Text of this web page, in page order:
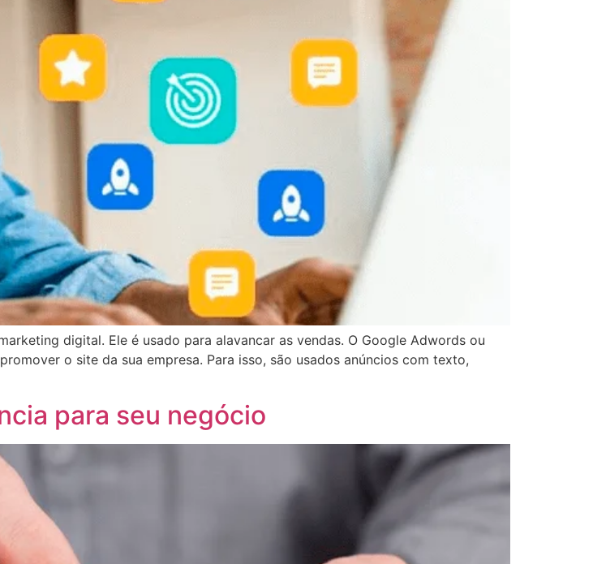
digital. Ele é usado para alavancar as vendas. O Google Adwords ou
o site da sua empresa. Para isso, são usados anúncios com texto,
para seu negócio